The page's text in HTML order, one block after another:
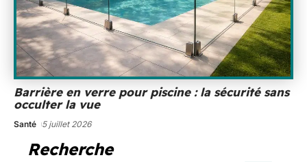
Barrière en verre pour piscine : la sécurité sans
occulter la vue
Santé 5 juillet 2026
Recherche